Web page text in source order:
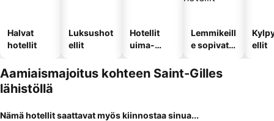
Halvat
hotellit
Luksushot
ellit
Hotellit
uima-
Lemmikeill
e sopivat
ellit
Aamiaismajoitus kohteen Saint-Gilles
lähistöllä
Nämä hotellit saattavat myös kiinnostaa sinua...